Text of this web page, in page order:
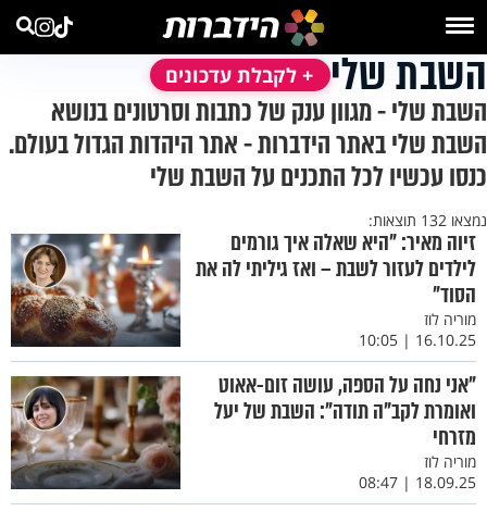
השבת שלי + לקבלת עדכונים
השבת שלי - מגוון ענק של כתבות וסרטונים בנושא
השבת שלי באתר הידברות - אתר היהדות הגדול בעולם.
כנסו עכשיו לכל התכנים על השבת שלי
נמצאו 132 תוצאות:
זיוה מאיר: "היא שאלה איך גורמים
לילדים לעזור לשבת – ואז גיליתי לה את
הסוד"
מוריה לוז
16.10.25 | 10:05
"אני נחה על הספה, עושה זום-אאוט
ואומרת לקב"ה תודה": השבת של יעל
מזרחי
מוריה לוז
18.09.25 | 08:47